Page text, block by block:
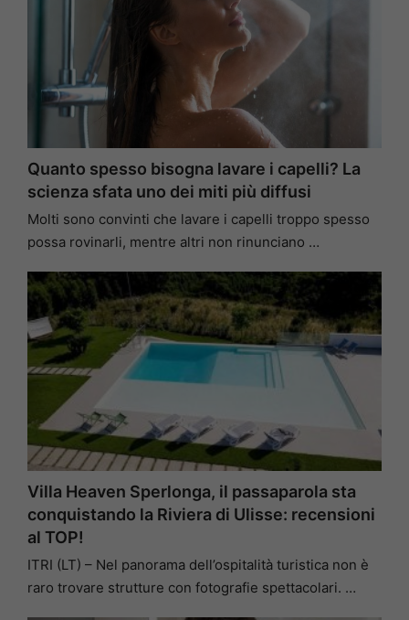
Quanto spesso bisogna lavare i capelli? La
scienza sfata uno dei miti più diffusi
Molti sono convinti che lavare i capelli troppo spesso
possa rovinarli, mentre altri non rinunciano …
Villa Heaven Sperlonga, il passaparola sta
conquistando la Riviera di Ulisse: recensioni
al TOP!
ITRI (LT) – Nel panorama dell’ospitalità turistica non è
raro trovare strutture con fotografie spettacolari. …